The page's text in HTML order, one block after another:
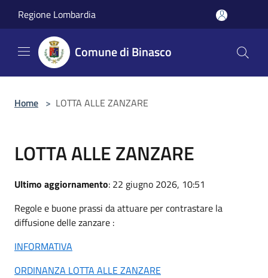
Regione Lombardia
Comune di Binasco
Home > LOTTA ALLE ZANZARE
LOTTA ALLE ZANZARE
Ultimo aggiornamento: 22 giugno 2026, 10:51
Regole e buone prassi da attuare per contrastare la
diffusione delle zanzare :
INFORMATIVA
ORDINANZA LOTTA ALLE ZANZARE